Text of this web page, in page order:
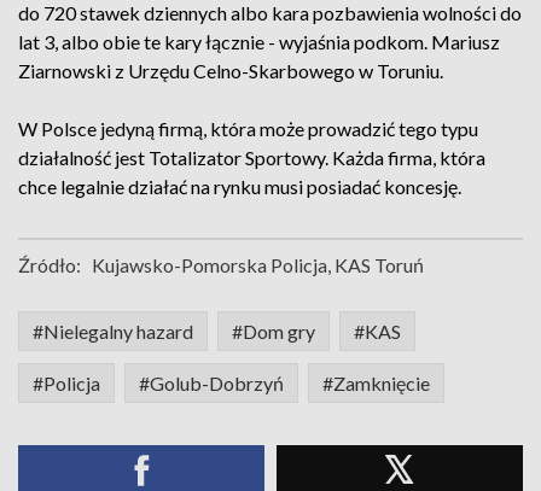
do 720 stawek dziennych albo kara pozbawienia wolności do
lat 3, albo obie te kary łącznie - wyjaśnia podkom. Mariusz
Ziarnowski z Urzędu Celno-Skarbowego w Toruniu.
W Polsce jedyną firmą, która może prowadzić tego typu
działalność jest Totalizator Sportowy. Każda firma, która
chce legalnie działać na rynku musi posiadać koncesję.
Źródło: Kujawsko-Pomorska Policja, KAS Toruń
#Nielegalny hazard #Dom gry #KAS
#Policja #Golub-Dobrzyń #Zamknięcie